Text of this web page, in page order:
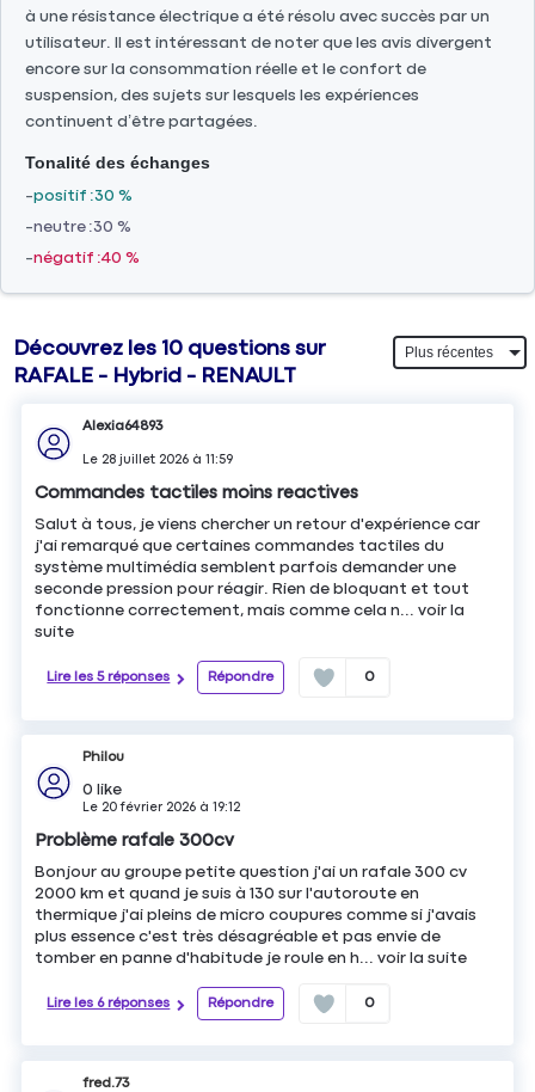
à une résistance électrique a été résolu avec succès par un
utilisateur. Il est intéressant de noter que les avis divergent
encore sur la consommation réelle et le confort de
suspension, des sujets sur lesquels les expériences
continuent d’être partagées.
Tonalité des échanges
positif 30 %
neutre 30 %
négatif 40 %
Découvrez les 10 questions sur
RAFALE - Hybrid - RENAULT
Alexia64893
Le 28 juillet 2026 à11:59
Commandes tactiles moins reactives
Salut à tous, je viens chercher un retour d'expérience car
j'ai remarqué que certaines commandes tactiles du
système multimédia semblent parfois demander une
seconde pression pour réagir. Rien de bloquant et tout
fonctionne correctement, mais comme cela n...voir la
suite
Lire les 5 réponses Répondre 0
Philou
0 like
Le 20 février 2026 à19:12
Problème rafale 300cv
Bonjour au groupe petite question j'ai un rafale 300 cv
2000 km et quand je suis à 130 sur l'autoroute en
thermique j'ai pleins de micro coupures comme si j'avais
plus essence c'est très désagréable et pas envie de
tomber en panne d'habitude je roule en h...voir la suite
Lire les 6 réponses Répondre 0
fred.73